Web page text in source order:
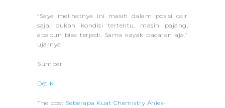
“Saya melihatnya ini masih dalam posisi cair
saja, bukan kondisi tertentu, masih pajang,
apapun bisa terjadi. Sama kayak pacaran aja,”
ujarnya.
Sumber
Detik
The post Seberapa Kuat Chemistry Anies-